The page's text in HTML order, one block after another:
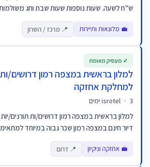
ש"ח לשעה. שעות נוספות שעות שבת וחג
💼 מלונאות ותיירות 📍 מרכז / השרון
למלון בראשית במצפה רמון דרושים/ות
למחלקת אחזקה
isrotel · 3 ימים
למלון בראשית במצפה רמון דרושים/ות תורנים/
דיור חינם במצפה רמון שכר גבוה במיוחד
💼 אחזקה וניקיון 📍 דרום
✓ מעסיק מאומת